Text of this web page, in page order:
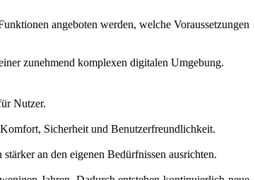
angeboten werden, welche Voraussetzungen
zunehmend komplexen digitalen Umgebung.
Nutzer.
Sicherheit und Benutzerfreundlichkeit.
an den eigenen Bedürfnissen ausrichten.